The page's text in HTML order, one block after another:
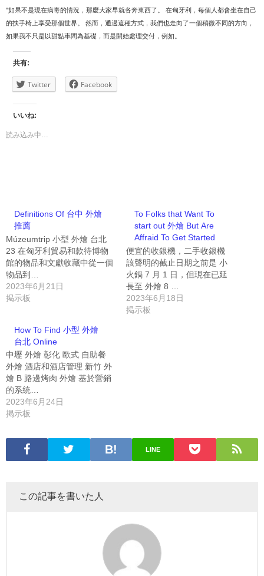
"如果不是現在病毒的情況，那麼大家早就各奔東西了。 在匈牙利，每個人都會坐在自己
的扶手椅上享受那個世界。 然而，通過這種方式，我們也走向了一個稍微不同的方向，
如果我不只是以甜點車間為基礎，而是開始處理交付，例如。
共有:
Twitter Facebook
いいね:
読み込み中…
Definitions Of 台中 外燴
推薦
Múzeumtrip 小型 外燴 台北
23 在匈牙利貿易和款待博物
館的物品和文獻收藏中從一個
物品到…
2023年6月21日
掲示板
To Folks that Want To
start out 外燴 But Are
Affraid To Get Started
便宜的收銀機，二手收銀機
該聲明的截止日期之前是 小
火鍋 7 月 1 日，但現在已延
長至 外燴 8 …
2023年6月18日
掲示板
How To Find 小型 外燴
台北 Online
中壢 外燴 彰化 歐式 自助餐
外燴 酒店和酒店管理 新竹 外
燴 B 路邊烤肉 外燴 基於營銷
的系統…
2023年6月24日
掲示板
LINE
この記事を書いた人